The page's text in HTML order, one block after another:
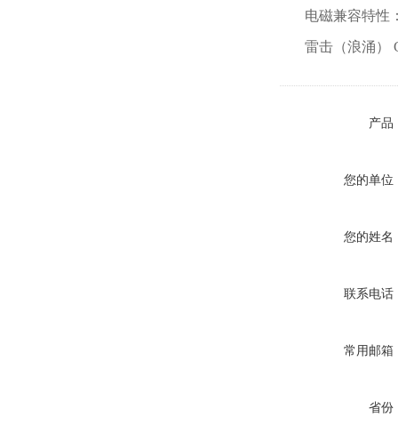
电磁兼容特性
雷击（浪涌）
产品
您的单位
您的姓名
联系电话
常用邮箱
省份